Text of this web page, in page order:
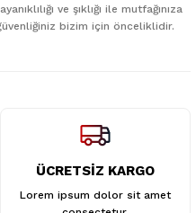
ve şıklığı ile mutfağınıza
bizim için önceliklidir.
ÜCRETSİZ KARGO
Lorem ipsum dolor sit amet